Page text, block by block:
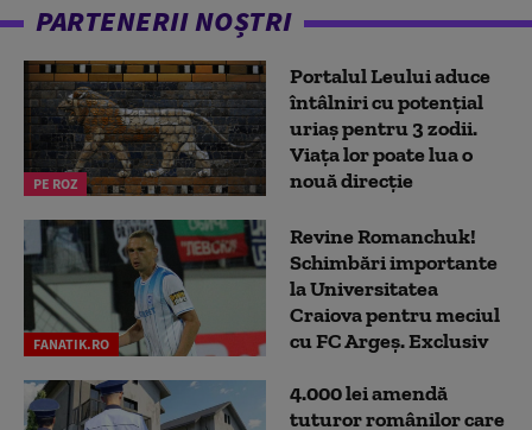
PARTENERII NOȘTRI
PE ROZ
Portalul Leului aduce
întâlniri cu potențial
uriaș pentru 3 zodii.
Viața lor poate lua o
nouă direcție
FANATIK.RO
Revine Romanchuk!
Schimbări importante
la Universitatea
Craiova pentru meciul
cu FC Argeş. Exclusiv
4.000 lei amendă
tuturor românilor care